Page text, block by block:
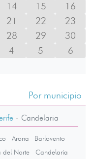
14 15
16
21 22
23
28 29
30
4 5 6
Por municipio
- Candelaria
Arona
Barlovento
del Norte
Candelaria